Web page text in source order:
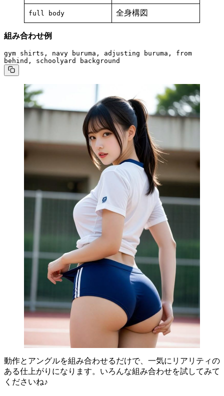
full body 全身構図
組み合わせ例
gym shirts, navy buruma, adjusting buruma, from
behind, schoolyard background
動作とアングルを組み合わせるだけで、一気にリアリティの
ある仕上がりになります。いろんな組み合わせを試してみて
くださいね♪